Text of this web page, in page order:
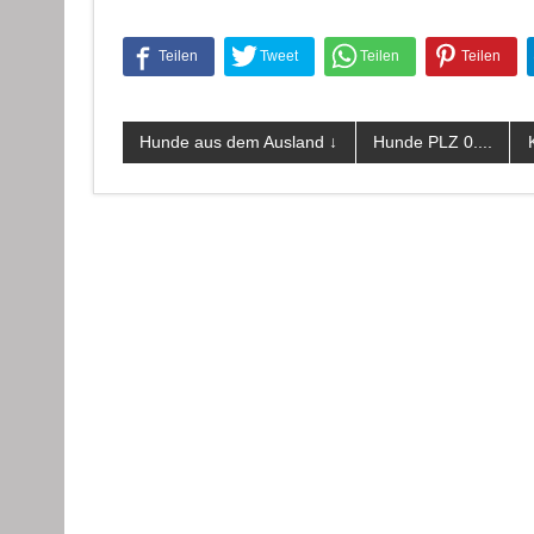
Hunde aus dem Ausland ↓ Hunde PLZ 0....